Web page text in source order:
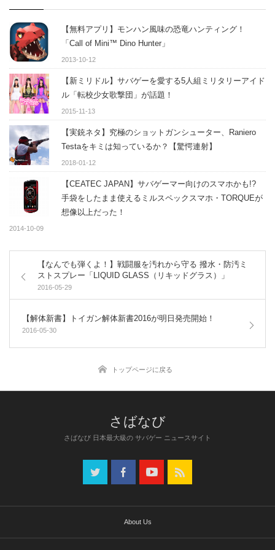
【無料アプリ】モンハン風味の恐竜ハンティング！
「Call of Mini™ Dino Hunter」
2013-10-12
【新ミリドル】サバゲーを愛する5人組ミリタリーアイド
ル「転校少女歌撃団」が話題！
2015-11-13
【実銃ネタ】究極のショットガンシューター、Raniero
Testaをキミは知っているか？【驚愕連射】
2018-01-12
【CEATEC JAPAN】サバゲーマー向けのスマホかも!?
手袋をしたまま使えるミルスペックスマホ・TORQUEが
想像以上だった！
2014-10-09
【なんでも弾くよ！】戦闘服を汚れから守る 撥水・防汚ミ
ストスプレー「LIQUID GLASS（リキッドグラス）」
2016-05-29
【解体新書】トイガン解体新書2016が明日発売開始！
2016-05-30
トップページに戻る
さばなび 日本最大級の サバゲー ニュースサイト
About Us